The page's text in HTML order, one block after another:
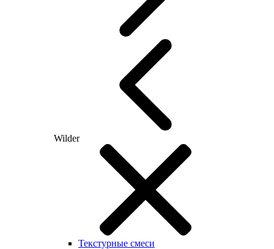
Wilder
Текстурные смеси